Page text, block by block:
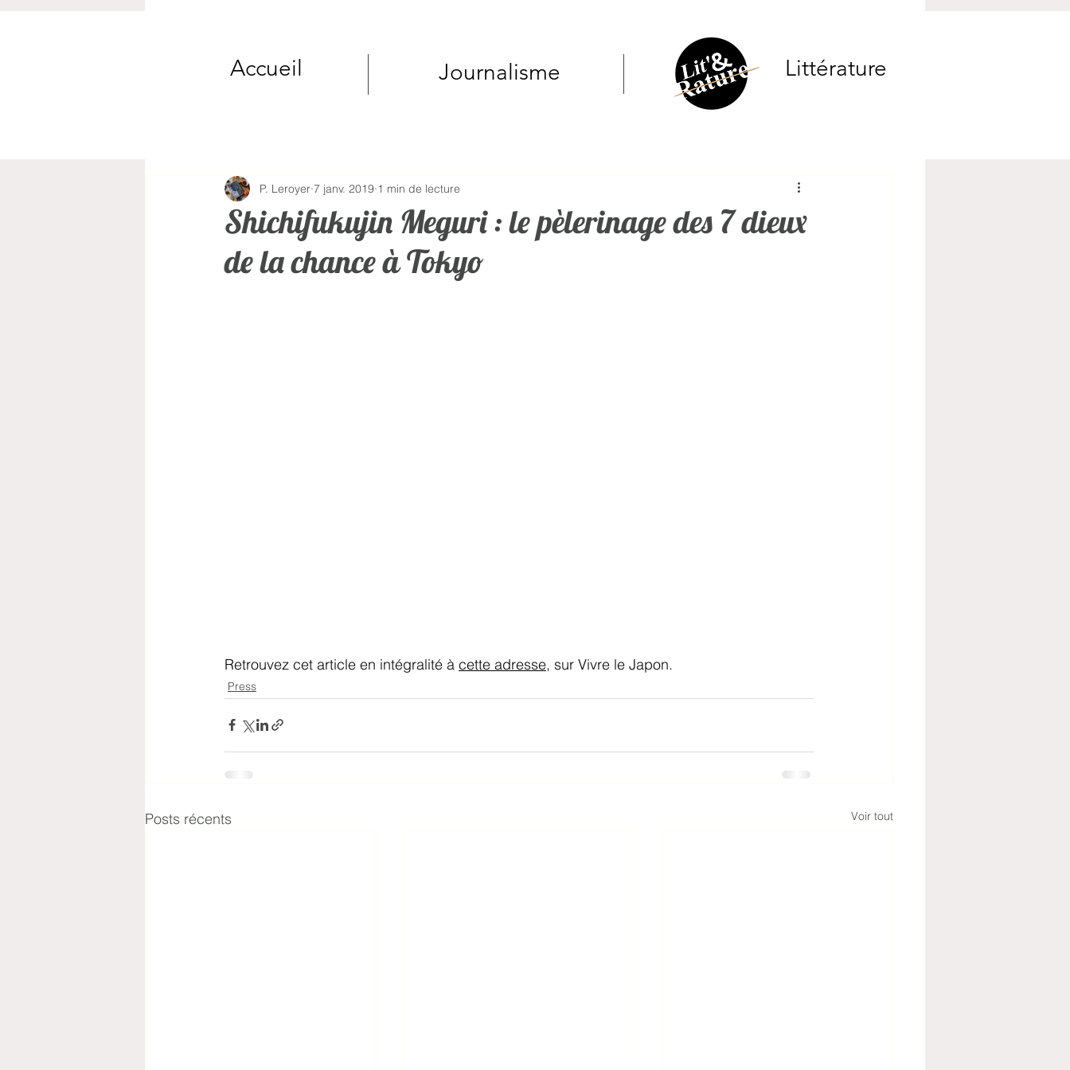
Accueil Journalisme Littérature
Shichifukujin Meguri : le pèlerinage des 7 dieux
de la chance à Tokyo
P. Leroyer 7 janv. 2019 1 min de lecture
Retrouvez cet article en intégralité à cette adresse, sur Vivre le Japon.
Press
Posts récents Voir tout